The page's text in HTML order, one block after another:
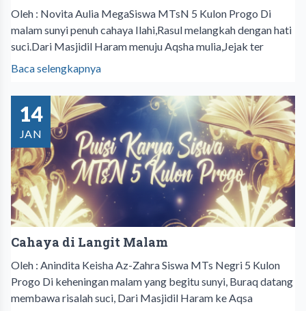
Oleh : Novita Aulia MegaSiswa MTsN 5 Kulon Progo Di
malam sunyi penuh cahaya Ilahi,Rasul melangkah dengan hati
suci.Dari Masjidil Haram menuju Aqsha mulia,Jejak ter
Baca selengkapnya
14
JAN
Cahaya di Langit Malam
Oleh : Anindita Keisha Az-Zahra Siswa MTs Negri 5 Kulon
Progo Di keheningan malam yang begitu sunyi, Buraq datang
membawa risalah suci, Dari Masjidil Haram ke Aqsa